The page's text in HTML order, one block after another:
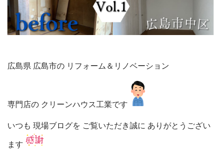
広島県 広島市の リフォーム＆リノベーション
専門店の クリーンハウス工業です
いつも 現場ブログを ご覧いただき誠に ありがとうござい
ます